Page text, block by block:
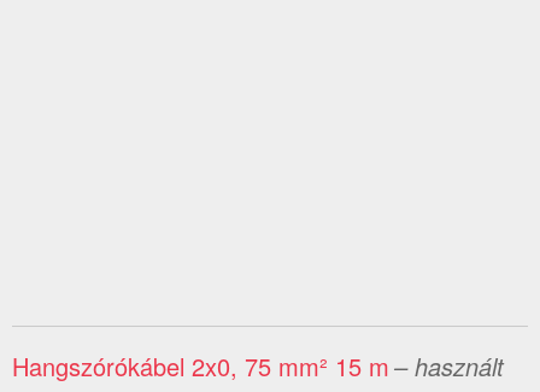
Hangszórókábel 2x0, 75 mm² 15 m– használt